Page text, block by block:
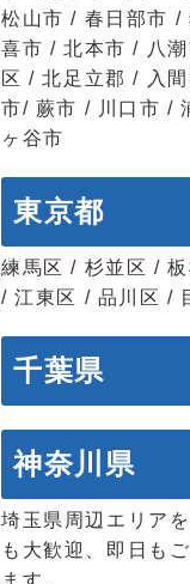
松山市 / 春日部市 /
喜市 / 北本市 / 八
区 / 北足立郡 / 入
市/ 蕨市 / 川口市 /
ヶ谷市
東京都
練馬区 / 杉並区 /
/ 江東区 / 品川区 /
千葉県
神奈川県
埼玉県周辺エリア
も大歓迎、即日も
ます。